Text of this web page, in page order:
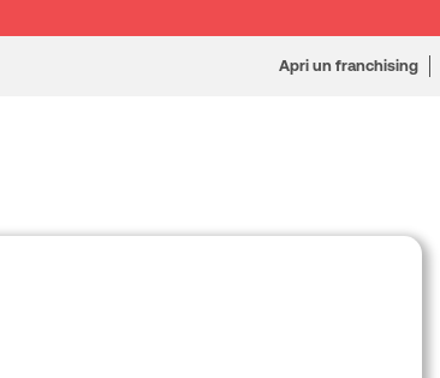
Apri un franchising